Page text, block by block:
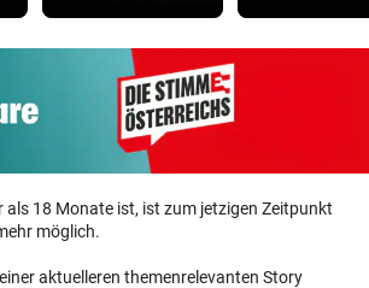
als 18 Monate ist, ist zum jetzigen Zeitpunkt
möglich.
aktuelleren themenrelevanten Story